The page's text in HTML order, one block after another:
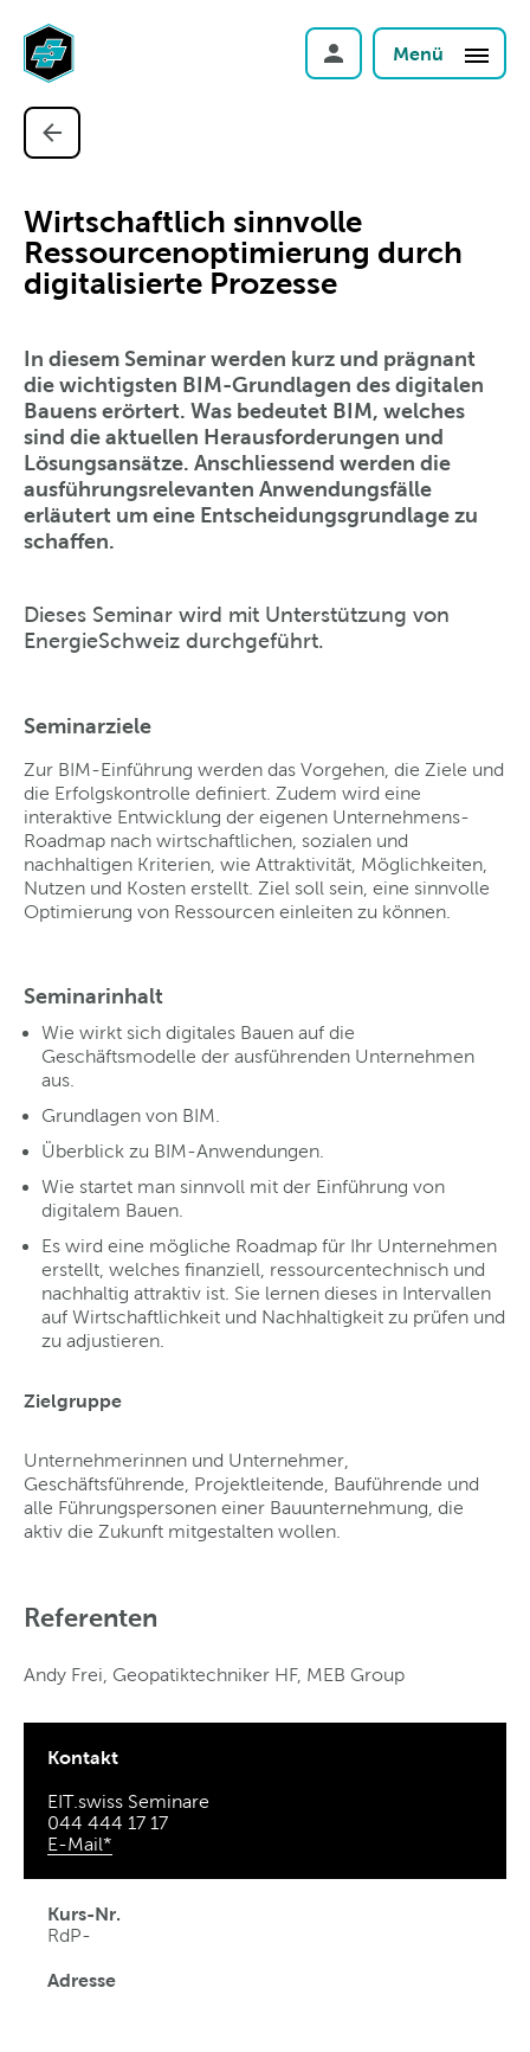
Menü
Wirtschaftlich sinnvolle
Ressourcenoptimierung durch
digitalisierte Prozesse
In diesem Seminar werden kurz und prägnant
die wichtigsten BIM-Grundlagen des digitalen
Bauens erörtert. Was bedeutet BIM, welches
sind die aktuellen Herausforderungen und
Lösungsansätze. Anschliessend werden die
ausführungsrelevanten Anwendungsfälle
erläutert um eine Entscheidungsgrundlage zu
schaffen.
Dieses Seminar wird mit Unterstützung von
EnergieSchweiz durchgeführt.
Seminarziele
Zur BIM-Einführung werden das Vorgehen, die Ziele und
die Erfolgskontrolle definiert. Zudem wird eine
interaktive Entwicklung der eigenen Unternehmens-
Roadmap nach wirtschaftlichen, sozialen und
nachhaltigen Kriterien, wie Attraktivität, Möglichkeiten,
Nutzen und Kosten erstellt. Ziel soll sein, eine sinnvolle
Optimierung von Ressourcen einleiten zu können.
Seminarinhalt
Wie wirkt sich digitales Bauen auf die
Geschäftsmodelle der ausführenden Unternehmen
aus.
Grundlagen von BIM.
Überblick zu BIM-Anwendungen.
Wie startet man sinnvoll mit der Einführung von
digitalem Bauen.
Es wird eine mögliche Roadmap für Ihr Unternehmen
erstellt, welches finanziell, ressourcentechnisch und
nachhaltig attraktiv ist. Sie lernen dieses in Intervallen
auf Wirtschaftlichkeit und Nachhaltigkeit zu prüfen und
zu adjustieren.
Zielgruppe
Unternehmerinnen und Unternehmer,
Geschäftsführende, Projektleitende, Bauführende und
alle Führungspersonen einer Bauunternehmung, die
aktiv die Zukunft mitgestalten wollen.
Referenten
Andy Frei, Geopatiktechniker HF, MEB Group
Kontakt
EIT.swiss Seminare
044 444 17 17
E-Mail*
Kurs-Nr.
RdP-
Adresse